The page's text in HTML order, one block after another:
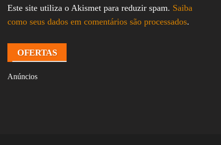
Este site utiliza o Akismet para reduzir spam. Saiba
como seus dados em comentários são processados.
OFERTAS
Anúncios